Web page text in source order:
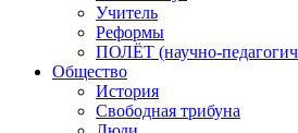
Учитель
Реформы
ПОЛЁТ (научно-
Общество
История
Свободная трибуна